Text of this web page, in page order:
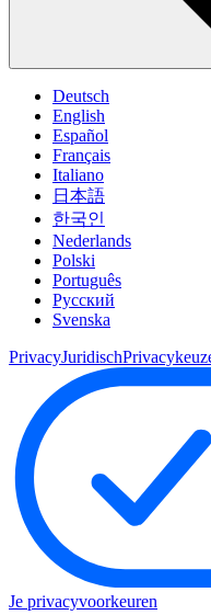
Deutsch
English
Español
Français
Italiano
日本語
한국인
Nederlands
Polski
Português
Pусский
Svenska
PrivacyJuridisch
Je privacyvoorkeuren